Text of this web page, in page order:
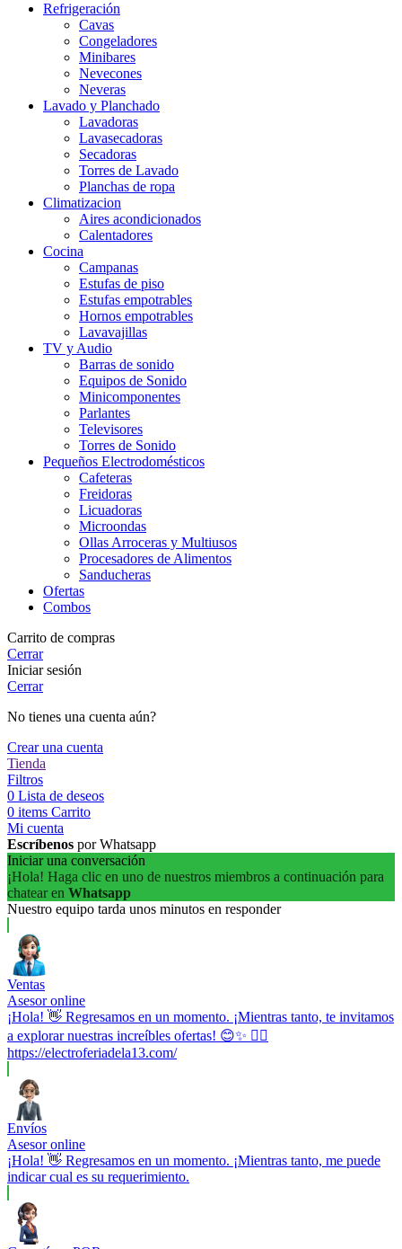
Refrigeración
Cavas
Congeladores
Minibares
Nevecones
Neveras
Lavado y Planchado
Lavadoras
Lavasecadoras
Secadoras
Torres de Lavado
Planchas de ropa
Climatizacion
Aires acondicionados
Calentadores
Cocina
Campanas
Estufas de piso
Estufas empotrables
Hornos empotrables
Lavavajillas
TV y Audio
Barras de sonido
Equipos de Sonido
Minicomponentes
Parlantes
Televisores
Torres de Sonido
Pequeños Electrodomésticos
Cafeteras
Freidoras
Licuadoras
Microondas
Ollas Arroceras y Multiusos
Procesadores de Alimentos
Sanducheras
Ofertas
Combos
Carrito de compras
Cerrar
Iniciar sesión
Cerrar
No tienes una cuenta aún?
Crear una cuenta
Tienda
Filtros
0 Lista de deseos
0 items Carrito
Mi cuenta
Escríbenos por Whatsapp
Iniciar una conversación
¡Hola! Haga clic en uno de nuestros miembros a continuación para
chatear en Whatsapp
Nuestro equipo tarda unos minutos en responder
Ventas
Asesor online
¡Hola! 👋 Regresamos en un momento. ¡Mientras tanto, te invitamos
a explorar nuestras increíbles ofertas! 😊✨ 👉🏼
https://electroferiadela13.com/
Envíos
Asesor online
¡Hola! 👋 Regresamos en un momento. ¡Mientras tanto, me puede
indicar cual es su requerimiento.